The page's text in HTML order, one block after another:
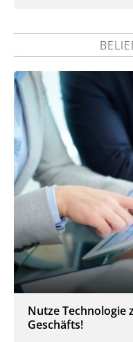
Nutze Technologie
Geschäfts!